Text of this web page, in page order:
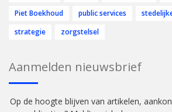
Piet Boekhoud
public services
strategie
zorgstelsel
Aanmelden nieuwsbrief
Op de hoogte blijven van artikelen,